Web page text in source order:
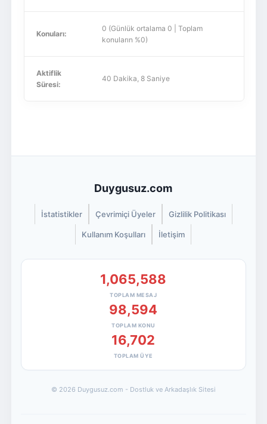
Konuları:
0 (Günlük ortalama 0 | Toplam
konuların %0)
Aktiflik
Süresi:
40 Dakika, 8 Saniye
Duygusuz.com
İstatistikler Çevrimiçi Üyeler Gizlilik Politikası
Kullanım Koşulları İletişim
1,065,588
TOPLAM MESAJ
98,594
TOPLAM KONU
16,702
TOPLAM ÜYE
© 2026 Duygusuz.com - Dostluk ve Arkadaşlık Sitesi